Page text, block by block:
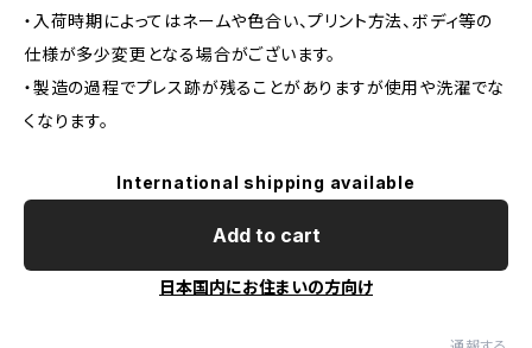
・入荷時期によってはネームや色合い、プリント方法、ボディ等の
仕様が多少変更となる場合がございます。
・製造の過程でプレス跡が残ることがありますが使用や洗濯でな
くなります。
International shipping available
Add to cart
日本国内にお住まいの方向け